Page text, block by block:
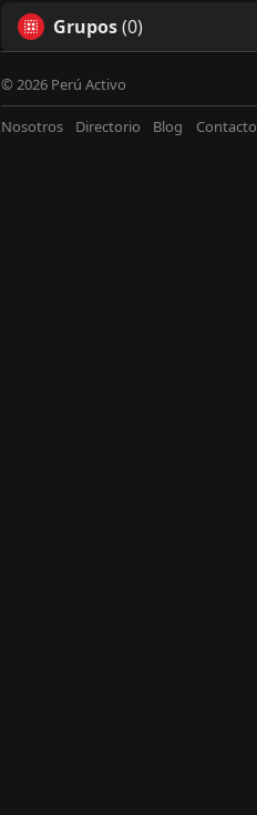
Grupos(0)
© 2026 Perú Activo
Nosotros Directorio Blog Contacto